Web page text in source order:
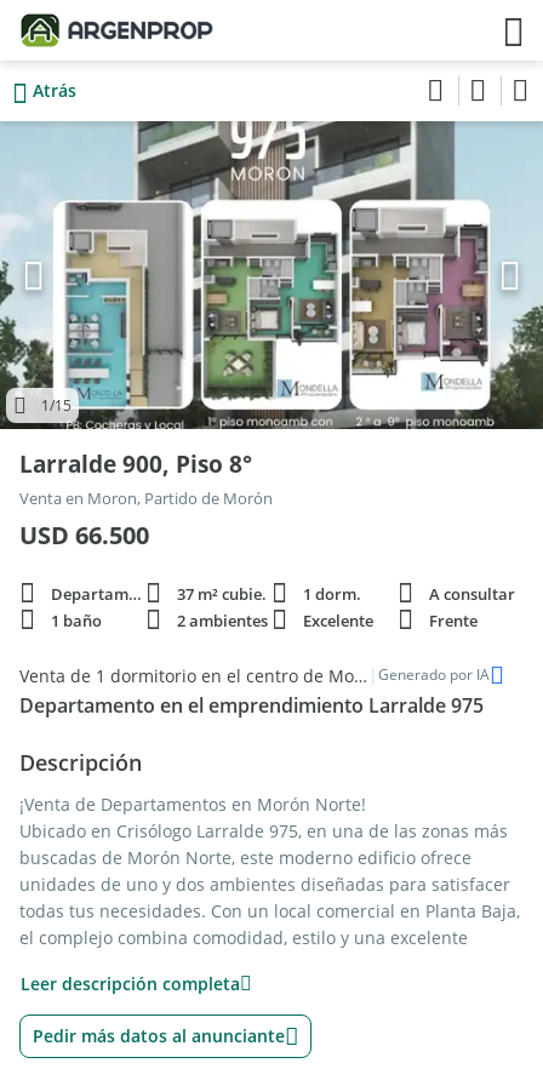
Atrás
1/15
Larralde 900, Piso 8°
Venta en Moron, Partido de Morón
USD 66.500
Departamento 37 m² cubie. 1 dorm.
A consultar
1 baño
2 ambientes Excelente Frente
Venta de 1 dormitorio en el centro de Morón | Generado por IA
Departamento en el emprendimiento Larralde 975
Descripción
¡Venta de Departamentos en Morón Norte!
Ubicado en Crisólogo Larralde 975, en una de las zonas más
buscadas de Morón Norte, este moderno edificio ofrece
unidades de uno y dos ambientes diseñadas para satisfacer
todas tus necesidades. Con un local comercial en Planta Baja,
el complejo combina comodidad, estilo y una excelente
Características destacadas:
- Diseño moderno: Espacios amplios, bien iluminados y
Leer descripción completa
Pedir más datos al anunciante